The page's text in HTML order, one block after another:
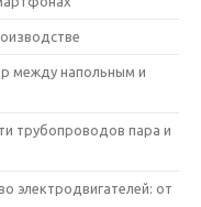
между напольным и
трубопроводов пара и
электродвигателей: от